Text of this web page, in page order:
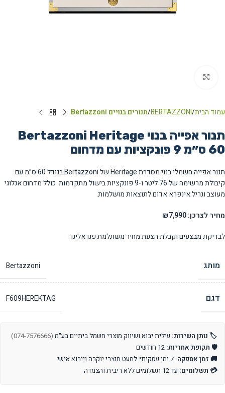
עמוד הבית BERTAZZONI תנורים בנויים Bertazzoni
תנור אפייה בנוי Bertazzoni Heritage
60 ס״מ 9 פונקציות עם מדחום
תנור אפייה חשמלי בנוי מסדרת Heritage של Bertazzoni בגודל 60 ס״מ עם
קיבולת מרשימה של 76 ליטר ו-9 פונקציות בישול מתקדמות. כולל מדחום אנלוגי
מעוצב וגריל אינפרא אדום לתוצאות מושלמות.
מחיר לצרכן: ₪7,990
לבדיקת מבצעים וקבלת הצעת מחיר משתלמת פנו אלינו
מותג Bertazzoni
דגם F609HEREKTAG
🏷️ נותן השירות: עילית יבוא ושיווק מוצרי חשמל ביתיים בע"מ (074-7576666)
🛡️ תקופת אחריות:
🚚 זמן אספקה:
💳 תשלומים: עד 12 תשלומים ללא ריבית והצמדה